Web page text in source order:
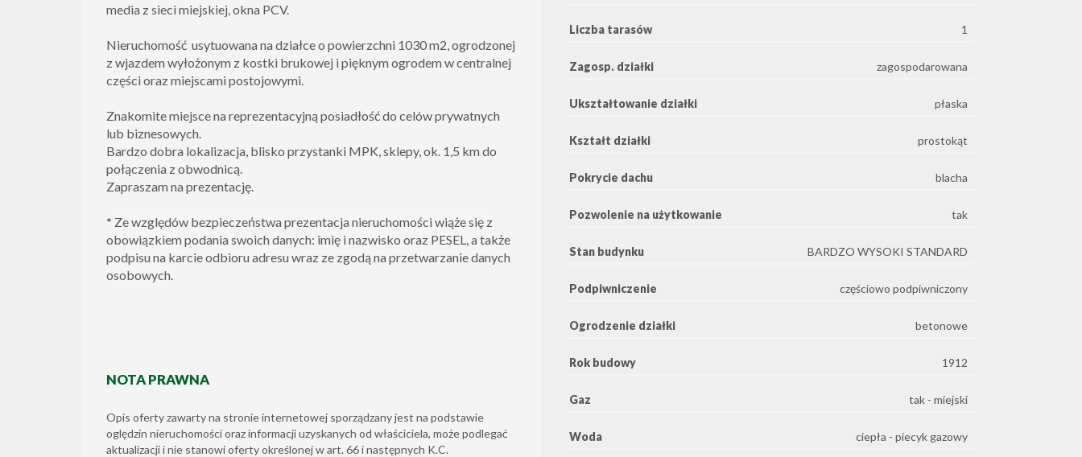
media z sieci miejskiej, okna PCV.
Nieruchomość usytuowana na działce o powierzchni 1030 m2, ogrodzonej
z wjazdem wyłożonym z kostki brukowej i pięknym ogrodem w centralnej
części oraz miejscami postojowymi.
Znakomite miejsce na reprezentacyjną posiadłość do celów prywatnych
lub biznesowych.
Bardzo dobra lokalizacja, blisko przystanki MPK, sklepy, ok. 1,5 km do
połączenia z obwodnicą.
Zapraszam na prezentację.
* Ze względów bezpieczeństwa prezentacja nieruchomości wiąże się z
obowiązkiem podania swoich danych: imię i nazwisko oraz PESEL, a także
podpisu na karcie odbioru adresu wraz ze zgodą na przetwarzanie danych
osobowych.
NOTA PRAWNA
Opis oferty zawarty na stronie internetowej sporządzany jest na podstawie
oględzin nieruchomości oraz informacji uzyskanych od właściciela, może podlegać
aktualizacji i nie stanowi oferty określonej w art. 66 i następnych K.C.
Liczba tarasów 1
Zagosp. działki zagospodarowana
Ukształtowanie działki płaska
Kształt działki prostokąt
Pokrycie dachu blacha
Pozwolenie na użytkowanie tak
Stan budynku BARDZO WYSOKI STANDARD
Podpiwniczenie częściowo podpiwniczony
Ogrodzenie działki betonowe
Rok budowy 1912
Gaz tak - miejski
Woda ciepła - piecyk gazowy